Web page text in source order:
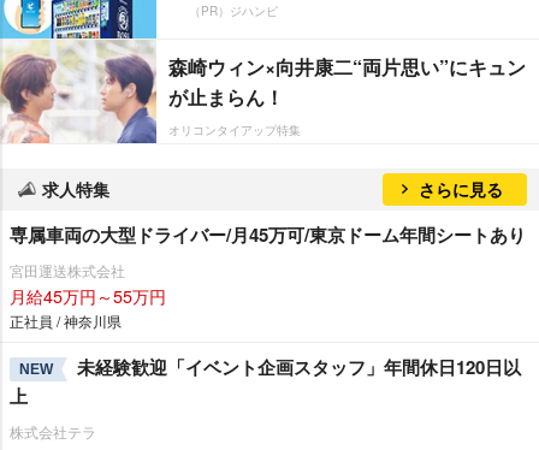
（PR）ジハンピ
森崎ウィン×向井康二“両片思い”にキュン
が止まらん！
オリコンタイアップ特集
求人特集 さらに見る
専属車両の大型ドライバー/月45万可/東京ドーム年間シートあり
宮田運送株式会社
月給45万円～55万円
正社員 / 神奈川県
NEW
未経験歓迎「イベント企画スタッフ」年間休日120日以
上
株式会社テラ